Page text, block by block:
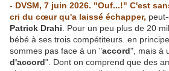
- DVSM, 7 juin 2026. "Ouf...!" C'est
cri du cœur qu'a laissé échapper,
Patrick Drahi . Pour un peu plus de 20
bébé à ses trois compétiteurs. en
sommes pas face à un "accord", mais à
d'accord". Dont on comprend que des